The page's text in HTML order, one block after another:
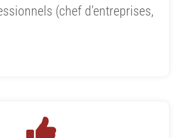
(chef d’entreprises,